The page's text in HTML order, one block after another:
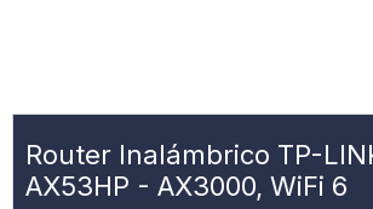
Router Inalámbrico TP-
AX53HP - AX3000, WiFi 6